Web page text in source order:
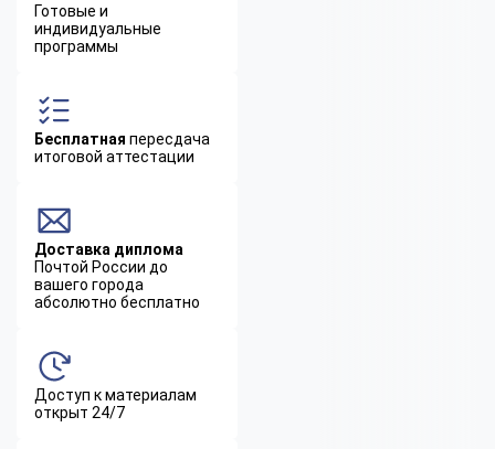
Готовые и
индивидуальные
программы
Бесплатная пересдача
итоговой аттестации
Доставка диплома
Почтой России до
вашего города
абсолютно бесплатно
Доступ к материалам
открыт 24/7